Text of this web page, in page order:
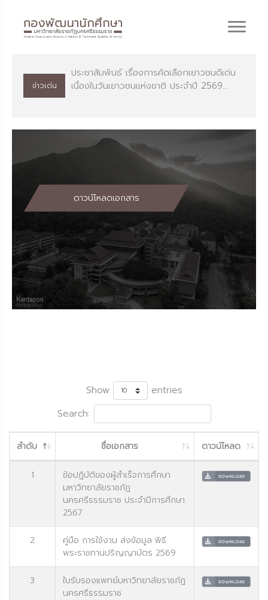
ข่าวเด่น
ประชาสัมพันธ์ เรื่องการคัดเลือกเยาวชนดีเด่น
เนื่องในวันเยาวชนแห่งชาติ ประจำปี 2569...
ดาวน์โหลดเอกสาร
Show
entries
Search:
ลำดับ ชื่อเอกสาร ดาวน์โหลด
1
ข้อปฏิบัติของผู้สำเร็จการศึกษา
มหาวิทยาลัยราชภัฏ
นครศรีธรรมราช ประจำปีการศึกษา
2567
2
คู่มือ การใช้งาน ส่งข้อมูล พิธี
พระราชทานปริญญาบัตร 2569
3
ใบรับรองแพทย์มหาวิทยาลัยราชภัฏ
นครศรีธรรมราช